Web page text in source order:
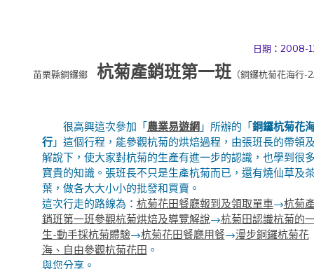
日期：2008-
苗栗縣銅鑼鄉 杭菊產銷班第一班 （銅鑼杭菊花海行-
很高興這次參加「 農業易遊網 」所辦的「 銅鑼杭菊花
行」這個行程，能參觀杭菊的烘焙過程，由張班長的帶領
解說下，使大家對杭菊的生產有進一步的認識，也學到很
寶貴的知識。張班長不只是生產杭菊而已，還有燒仙草及
葉，做各大大小小的批發和買賣。
這次行走的路線為： 杭菊花田餐廳報到及領取單車→杭菊
銷班第一班參觀杭菊烘焙及導覽解說→杭菊田認識杭菊的
生-動手採杭菊體驗→杭菊花田餐廳用餐→漫步銅鑼杭菊花
海、自由參觀杭菊花田 。
與您分享。